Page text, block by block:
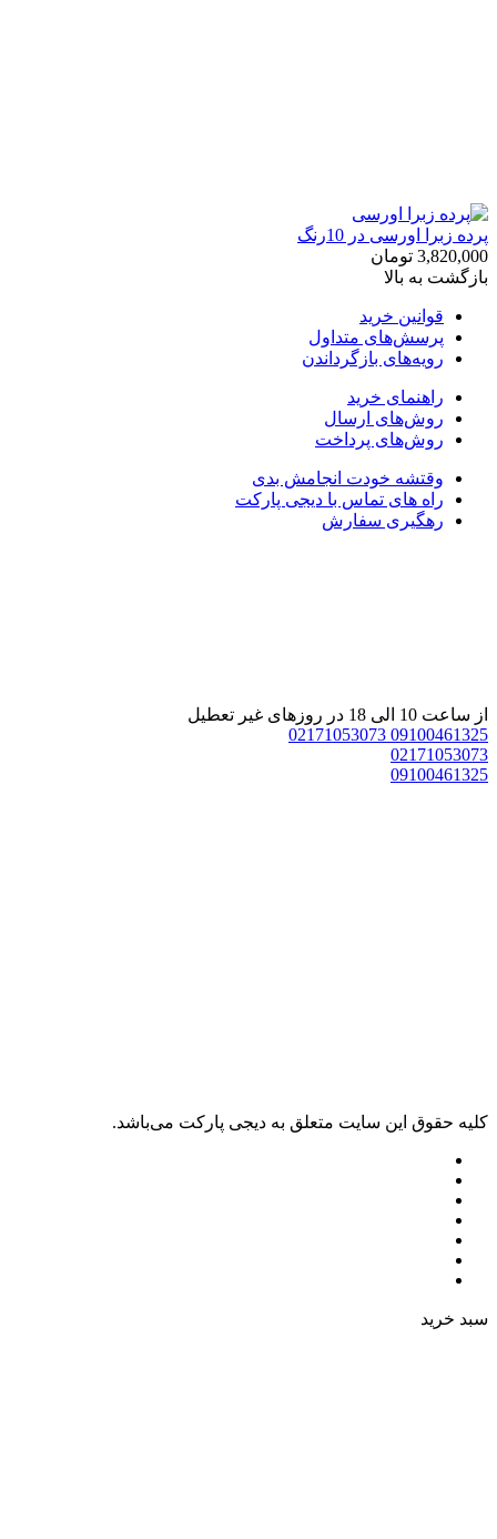
زبرا اورسی در 10رنگ
تومان
به بالا
قوانین خرید
پرسش‌های متداول
رویه‌های بازگرداندن
راهنمای خرید
روش‌های ارسال
روش‌های پرداخت
وقتشه خودت انجامش بدی
راه های تماس با دیجی پارکت
رهگیری سفارش
ساعت 10 الی 18 در روزهای غیر تعطیل
02171053073
حقوق اين سايت متعلق به دیجی پارکت می‌باشد.
خرید